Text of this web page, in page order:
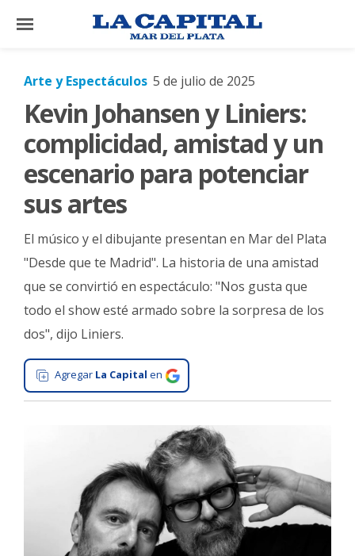
×
El
Mundo
La
Cultura
Tecnología
Gastronomía
Interés
General
Espectáculos
Arte y Espectáculos 5 de julio de 2025
Kevin Johansen y Liniers:
complicidad, amistad y un
escenario para potenciar
sus artes
El músico y el dibujante presentan en Mar del Plata
"Desde que te Madrid". La historia de una amistad
que se convirtió en espectáculo: "Nos gusta que
todo el show esté armado sobre la sorpresa de los
dos", dijo Liniers.
Agregar La Capital en